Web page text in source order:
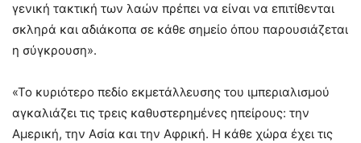
γενική τακτική των λαών πρέπει να είναι να επιτίθενται
σκληρά και αδιάκοπα σε κάθε σημείο όπου παρουσιάζεται
η σύγκρουση».
«Το κυριότερο πεδίο εκμετάλλευσης του ιμπεριαλισμού
αγκαλιάζει τις τρεις καθυστερημένες ηπείρους: την
Αμερική, την Ασία και την Αφρική. Η κάθε χώρα έχει τις